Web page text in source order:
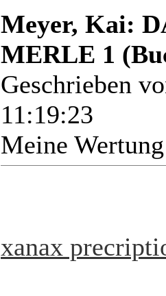
Meyer, Kai:
MERLE 1
Geschrieben
11:19:23
Meine
xanax